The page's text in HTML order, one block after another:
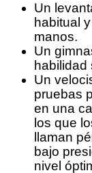
Un
habitual
manos.
Un
habilidad
Un
pruebas
en una
los que
llaman
bajo
nivel